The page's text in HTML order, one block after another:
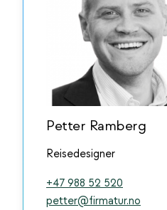
Petter Ramberg
Reisedesigner
+47 988 52 520
petter@firmatur.no